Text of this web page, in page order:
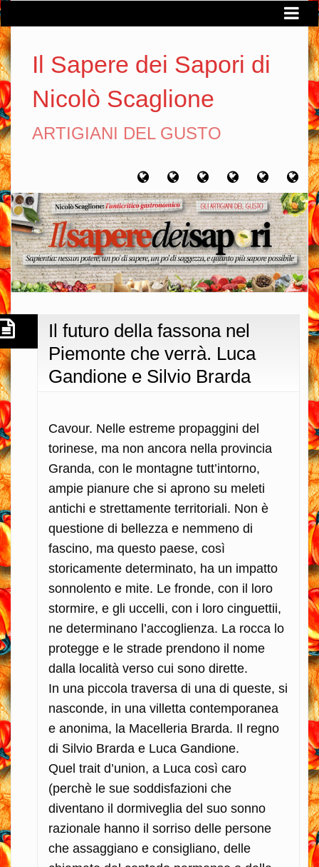
Il Sapere dei Sapori di
Nicolò Scaglione
ARTIGIANI DEL GUSTO
Home Chi
sono
Artigiani
del
gusto
Viaggi
del
gusto
Filosofia
del
gusto
Il futuro della fassona nel
Piemonte che verrà. Luca
Gandione e Silvio Brarda
Cavour. Nelle estreme propaggini del
torinese, ma non ancora nella provincia
Granda, con le montagne tutt’intorno,
ampie pianure che si aprono su meleti
antichi e strettamente territoriali. Non è
questione di bellezza e nemmeno di
fascino, ma questo paese, così
storicamente determinato, ha un impatto
sonnolento e mite. Le fronde, con il loro
stormire, e gli uccelli, con i loro cinguettii,
ne determinano l’accoglienza. La rocca lo
protegge e le strade prendono il nome
dalla località verso cui sono dirette.
In una piccola traversa di una di queste, si
nasconde, in una villetta contemporanea
e anonima, la Macelleria Brarda. Il regno
di Silvio Brarda e Luca Gandione.
Quel trait d’union, a Luca così caro
(perchè le sue soddisfazioni che
diventano il dormiveglia del suo sonno
razionale hanno il sorriso delle persone
che assaggiano e consigliano, delle